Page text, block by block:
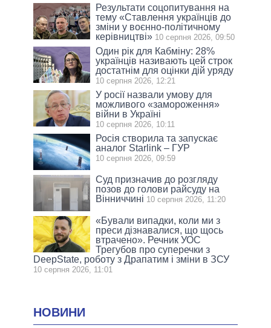
Результати соцопитування на
тeму «Ставлення українців до
зміни у воєнно-політичному
керівництві» 10 серпня 2026, 09:50
Один рік для Кабміну: 28%
українців називають цей строк
достатнім для оцінки дій уряду
10 серпня 2026, 12:21
У росії назвали умову для
можливого «замороження»
війни в Україні
10 серпня 2026, 10:11
Росія створила та запускає
аналог Starlink – ГУР
10 серпня 2026, 09:59
Суд призначив до розгляду
позов до голови райсуду на
Вінниччині 10 серпня 2026, 11:20
«Бували випадки, коли ми з
преси дізнавалися, що щось
втрачено». Речник УОС
Трегубов про cуперечки з
DeepState, роботу з Драпатим і зміни в ЗСУ
10 серпня 2026, 11:01
НОВИНИ